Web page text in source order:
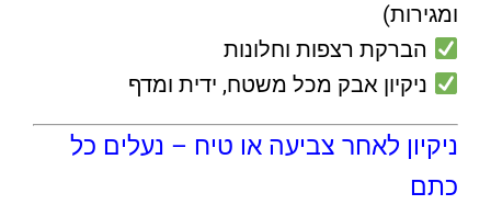
ומגירות)
הברקת רצפות וחלונות
ניקיון אבק מכל משטח, ידית ומדף
ניקיון לאחר צביעה או טיח – נעלים כל
כתם